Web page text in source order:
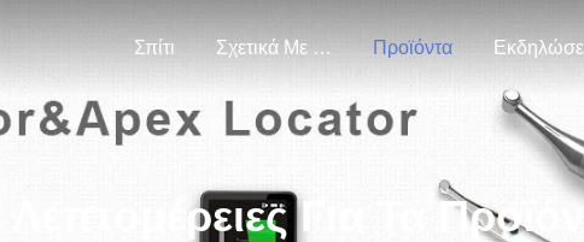
Σπίτι Σχετικά Με Εμάς Προϊόντα
Λεπτομέρειες Για Τα